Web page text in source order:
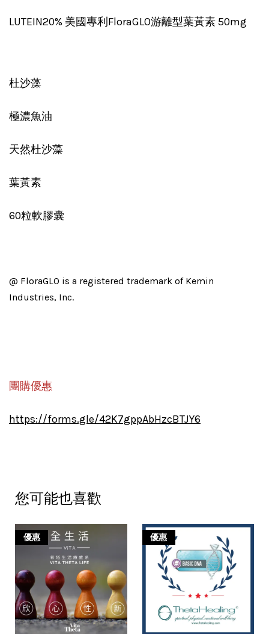
LUTEIN20% 美國專利FloraGLO游離型葉黃素 50mg
杜沙藻
極濃魚油
天然杜沙藻
葉黃素
60粒軟膠囊
@ FloraGLO is a registered trademark of Kemin
Industries, Inc.
團購優惠
https://forms.gle/42K7gppAbHzcBTJY6
您可能也喜歡
優惠 優惠